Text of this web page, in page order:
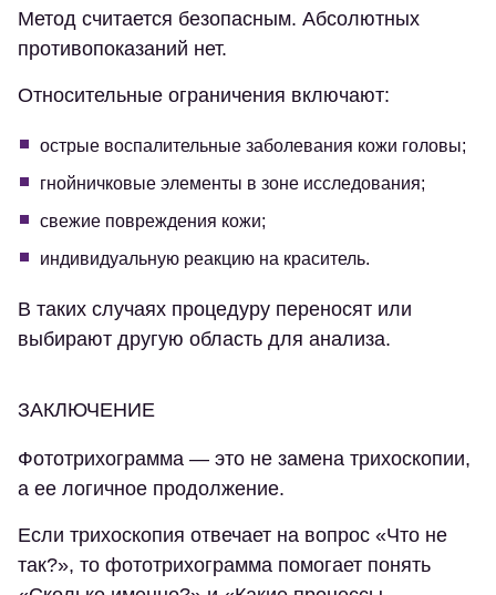
Метод считается безопасным. Абсолютных
противопоказаний нет.
Относительные ограничения включают:
острые воспалительные заболевания кожи головы;
гнойничковые элементы в зоне исследования;
свежие повреждения кожи;
индивидуальную реакцию на краситель.
В таких случаях процедуру переносят или
выбирают другую область для анализа.
ЗАКЛЮЧЕНИЕ
Фототрихограмма — это не замена трихоскопии,
а ее логичное продолжение.
Если трихоскопия отвечает на вопрос «Что не
так?», то фототрихограмма помогает понять